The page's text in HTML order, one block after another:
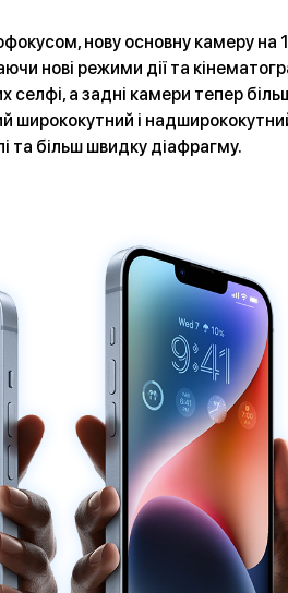
нову основну камеру
нові режими дії та
а задні камери тепер
ширококутний і
та більш швидку діафрагму.